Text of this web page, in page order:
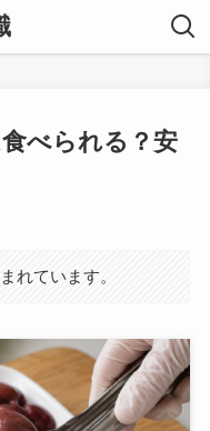
べられる？安
れています。